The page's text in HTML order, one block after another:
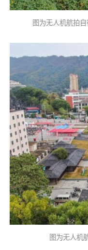
图为无人机航拍
图为无人机